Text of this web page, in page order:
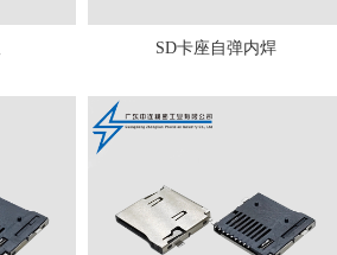
SD卡座自弹内焊